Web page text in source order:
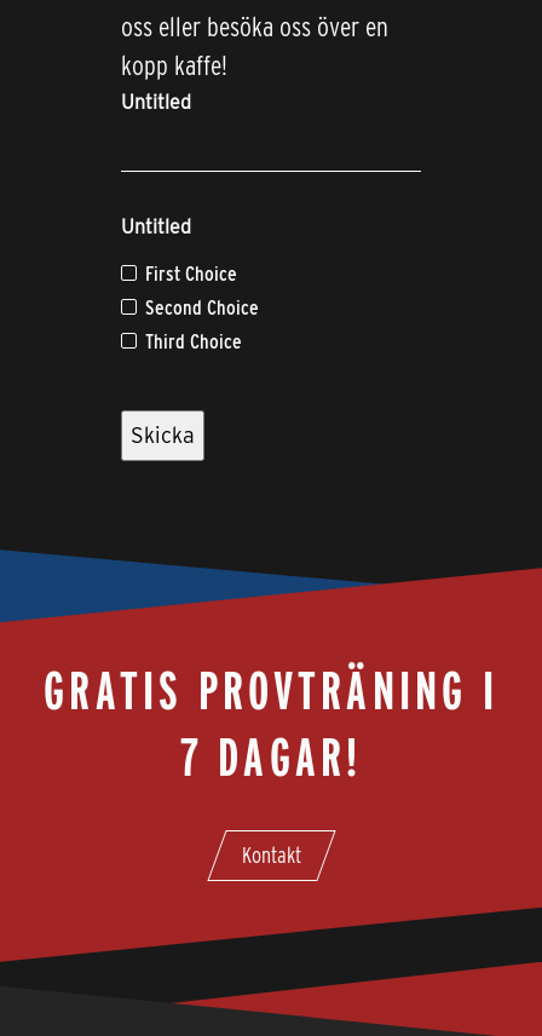
oss eller besöka oss över en
kopp kaffe!
Untitled
Untitled
First Choice
Second Choice
Third Choice
GRATIS PROVTRÄNING I
7 DAGAR!
Kontakt